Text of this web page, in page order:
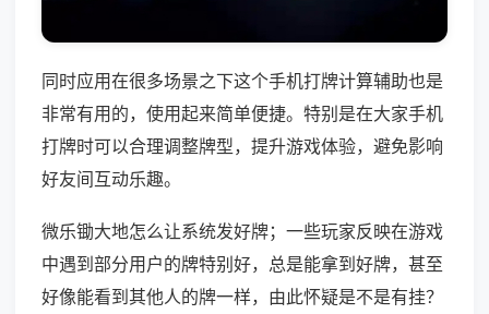
同时应用在很多场景之下这个手机打牌计算辅助也是
非常有用的，使用起来简单便捷。特别是在大家手机
打牌时可以合理调整牌型，提升游戏体验，避免影响
好友间互动乐趣。
微乐锄大地怎么让系统发好牌；一些玩家反映在游戏
中遇到部分用户的牌特别好，总是能拿到好牌，甚至
好像能看到其他人的牌一样，由此怀疑是不是有挂？